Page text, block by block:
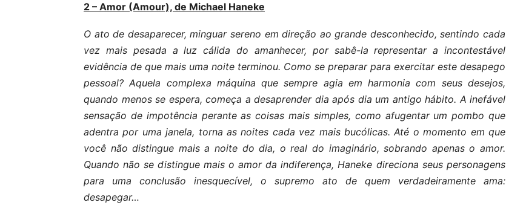
2 – Amor (Amour), de Michael Haneke
O ato de desaparecer, minguar sereno em direção ao grande desconhecido, sentindo cada
vez mais pesada a luz cálida do amanhecer, por sabê-la representar a incontestável
evidência de que mais uma noite terminou. Como se preparar para exercitar este desapego
pessoal? Aquela complexa máquina que sempre agia em harmonia com seus desejos,
quando menos se espera, começa a desaprender dia após dia um antigo hábito. A inefável
sensação de impotência perante as coisas mais simples, como afugentar um pombo que
adentra por uma janela, torna as noites cada vez mais bucólicas. Até o momento em que
você não distingue mais a noite do dia, o real do imaginário, sobrando apenas o amor.
Quando não se distingue mais o amor da indiferença, Haneke direciona seus personagens
para uma conclusão inesquecível, o supremo ato de quem verdadeiramente ama:
desapegar…